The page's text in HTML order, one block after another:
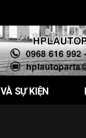
SỰ KIỆN